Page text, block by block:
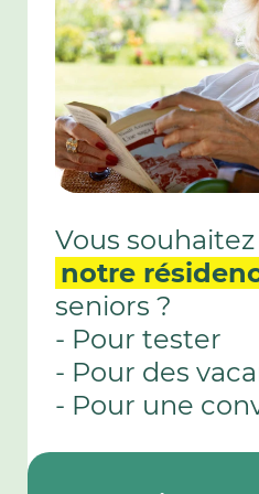
Vous souhaitez
notre
seniors ?
- Pour tester
- Pour des
- Pour une